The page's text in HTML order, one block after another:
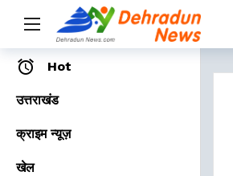
Home
Hot
उत्तराखंड
क्राइम न्यूज़
खेल